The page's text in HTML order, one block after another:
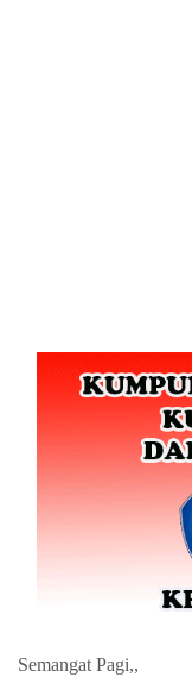
Semangat Pagi,,